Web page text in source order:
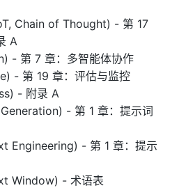
Chain of Thought) - 第 17
A
- 第 7 章：多智能体协作
- 第 19 章：评估与监控
- 附录 A
- 第 1 章：提示词
Engineering) - 第 1 章：提示
Window) - 术语表